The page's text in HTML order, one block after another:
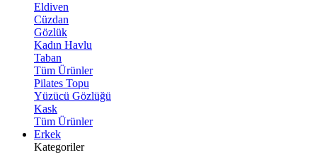
Eldiven
Cüzdan
Gözlük
Kadın Havlu
Taban
Tüm Ürünler
Pilates Topu
Yüzücü Gözlüğü
Kask
Tüm Ürünler
Erkek
Kategoriler